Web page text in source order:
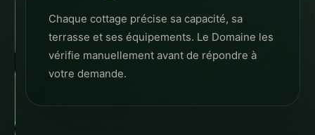
Chaque cottage précise sa capacité, sa
terrasse et ses équipements. Le Domaine les
vérifie manuellement avant de répondre à
votre demande.